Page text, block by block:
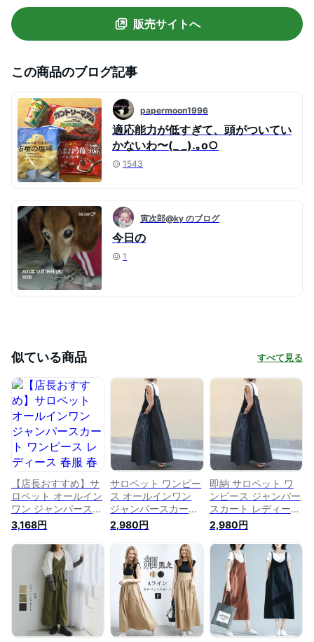
サイズ 無地 レイヤード風 重ね着 送料無料
販売サイトへ
この商品のブログ記事
papermoon1996
適応能力が低すぎて、頭がついてい
かないわ〜(_ _).｡o○
1543
寅次郎@ky のブログ
今日の
1
似ている商品 すべて見る
【店長おすすめ】サ
ロペット オールイン
ワン ジャンパースカ
ート ワンピース レ
ディース 春服 春 夏
キャミソール ロング
ワンピース マキシ丈
無地 オーバーオール
着痩せ OL ゆったり
大きいサイズ 無地
レイヤード風 重ね着
3,168円
サロペット ワンピー
ス オールインワン
ジャンパースカート
レディース ワンピ
ロング ワンピース
キャミソール ワンピ
ース ゆったり 着痩
せ 体型カバー 春 夏
ポケット 大きいサイ
ズ 無地 レイヤード
風 重ね着 送料無料
2,980円
即納 サロペット ワ
ンピース ジャンパー
スカート レディース
サロペットワンピ ロ
ングワンピース キャ
ミソール ワンピース
ゆったり 着痩せ 体
型カバー 春 夏 オー
ルインワン ポケット
ゆったり 大きいサイ
ズ 無地 重ね着 送料
無料
2,980円